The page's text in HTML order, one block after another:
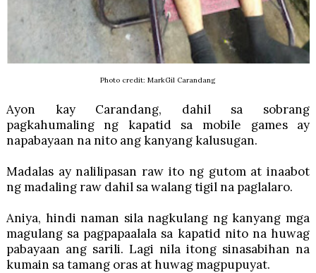
Photo credit: MarkGil Carandang
Ayon kay Carandang, dahil sa sobrang
pagkahumaling ng kapatid sa mobile games ay
napabayaan na nito ang kanyang kalusugan.
Madalas ay nalilipasan raw ito ng gutom at inaabot
ng madaling raw dahil sa walang tigil na paglalaro.
Aniya, hindi naman sila nagkulang ng kanyang mga
magulang sa pagpapaalala sa kapatid nito na huwag
pabayaan ang sarili. Lagi nila itong sinasabihan na
kumain sa tamang oras at huwag magpupuyat.